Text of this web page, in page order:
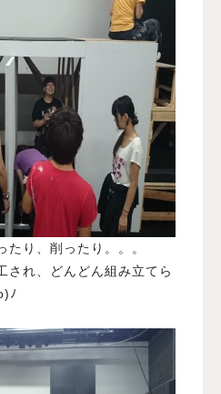
り、削ったり。。。
され、どんどん組み立てら
ﾉ